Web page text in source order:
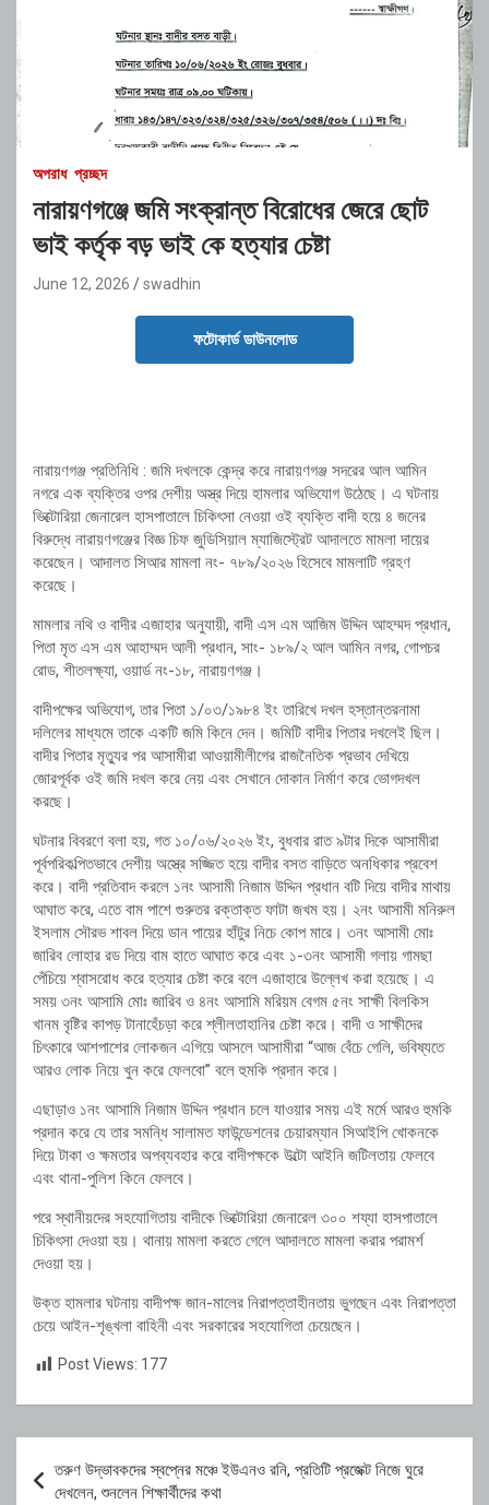
অপরাধ প্রচ্ছদ
নারায়ণগঞ্জে জমি সংক্রান্ত বিরোধের জেরে ছোট
ভাই কর্তৃক বড় ভাই কে হত্যার চেষ্টা
June 12, 2026 swadhin
ফটোকার্ড ডাউনলোড
নারায়ণগঞ্জ প্রতিনিধি : জমি দখলকে কেন্দ্র করে নারায়ণগঞ্জ সদরের আল আমিন
নগরে এক ব্যক্তির ওপর দেশীয় অস্ত্র দিয়ে হামলার অভিযোগ উঠেছে। এ ঘটনায়
ভিক্টোরিয়া জেনারেল হাসপাতালে চিকিৎসা নেওয়া ওই ব্যক্তি বাদী হয়ে ৪ জনের
বিরুদ্ধে নারায়ণগঞ্জের বিজ্ঞ চিফ জুডিসিয়াল ম্যাজিস্ট্রেট আদালতে মামলা দায়ের
করেছেন। আদালত সিআর মামলা নং- ৭৮৯/২০২৬ হিসেবে মামলাটি গ্রহণ
করেছে।
মামলার নথি ও বাদীর এজাহার অনুযায়ী, বাদী এস এম আজিম উদ্দিন আহম্মদ প্রধান,
পিতা মৃত এস এম আহাম্মদ আলী প্রধান, সাং- ১৮৯/২ আল আমিন নগর, গোপচর
রোড, শীতলক্ষ্যা, ওয়ার্ড নং-১৮, নারায়ণগঞ্জ।
বাদীপক্ষের অভিযোগ, তার পিতা ১/০৩/১৯৮৪ ইং তারিখে দখল হস্তান্তরনামা
দলিলের মাধ্যমে তাকে একটি জমি কিনে দেন। জমিটি বাদীর পিতার দখলেই ছিল।
বাদীর পিতার মৃত্যুর পর আসামীরা আওয়ামীলীগের রাজনৈতিক প্রভাব দেখিয়ে
জোরপূর্বক ওই জমি দখল করে নেয় এবং সেখানে দোকান নির্মাণ করে ভোগদখল
করছে।
ঘটনার বিবরণে বলা হয়, গত ১০/০৬/২০২৬ ইং, বুধবার রাত ৯টার দিকে আসামীরা
পূর্বপরিকল্পিতভাবে দেশীয় অস্ত্রে সজ্জিত হয়ে বাদীর বসত বাড়িতে অনধিকার প্রবেশ
করে। বাদী প্রতিবাদ করলে ১নং আসামী নিজাম উদ্দিন প্রধান বটি দিয়ে বাদীর মাথায়
আঘাত করে, এতে বাম পাশে গুরুতর রক্তাক্ত ফাটা জখম হয়। ২নং আসামী মনিরুল
ইসলাম সৌরভ শাবল দিয়ে ডান পায়ের হাঁটুর নিচে কোপ মারে। ৩নং আসামী মোঃ
জারিব লোহার রড দিয়ে বাম হাতে আঘাত করে এবং ১-৩নং আসামী গলায় গামছা
পেঁচিয়ে শ্বাসরোধ করে হত্যার চেষ্টা করে বলে এজাহারে উল্লেখ করা হয়েছে। এ
সময় ৩নং আসামি মোঃ জারিব ও ৪নং আসামি মরিয়ম বেগম ৫নং সাক্ষী বিলকিস
খানম বৃষ্টির কাপড় টানাহেঁচড়া করে শ্লীলতাহানির চেষ্টা করে। বাদী ও সাক্ষীদের
চিৎকারে আশপাশের লোকজন এগিয়ে আসলে আসামীরা “আজ বেঁচে গেলি, ভবিষ্যতে
আরও লোক নিয়ে খুন করে ফেলবো” বলে হুমকি প্রদান করে।
এছাড়াও ১নং আসামি নিজাম উদ্দিন প্রধান চলে যাওয়ার সময় এই মর্মে আরও হুমকি
প্রদান করে যে তার সমন্ধি সালামত ফাউন্ডেশনের চেয়ারম্যান সিআইপি খোকনকে
দিয়ে টাকা ও ক্ষমতার অপব্যবহার করে বাদীপক্ষকে উল্টো আইনি জটিলতায় ফেলবে
এবং থানা-পুলিশ কিনে ফেলবে।
পরে স্থানীয়দের সহযোগিতায় বাদীকে ভিক্টোরিয়া জেনারেল ৩০০ শয্যা হাসপাতালে
চিকিৎসা দেওয়া হয়। থানায় মামলা করতে গেলে আদালতে মামলা করার পরামর্শ
দেওয়া হয়।
উক্ত হামলার ঘটনায় বাদীপক্ষ জান-মালের নিরাপত্তাহীনতায় ভুগছেন এবং নিরাপত্তা
চেয়ে আইন-শৃঙ্খলা বাহিনী এবং সরকারের সহযোগিতা চেয়েছেন।
Post Views: 177
navigation
তরুণ উদ্ভাবকদের স্বপ্নের মঞ্চে ইউএনও রনি, প্রতিটি প্রজেক্ট নিজে ঘুরে
দেখলেন, শুনলেন শিক্ষার্থীদের কথা